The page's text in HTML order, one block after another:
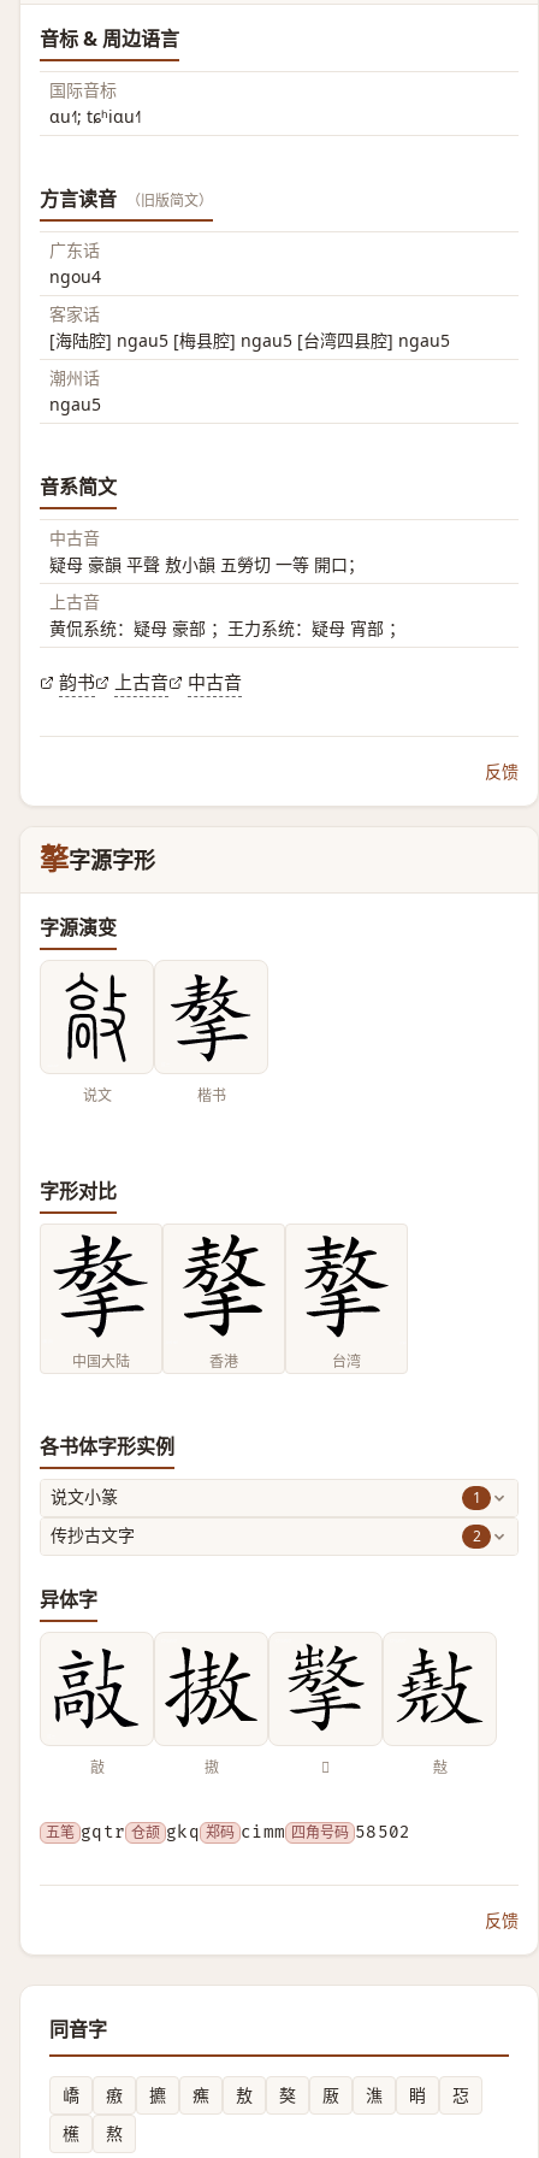
音标 & 周边语言
国际音标
ɑu˧˥; tɕʰiɑu˧˥
方言读音 （旧版简文）
广东话
ngou4
客家话
[海陆腔] ngau5 [梅县腔] ngau5 [台湾四县腔] ngau5
潮州话
ngau5
音系简文
中古音
疑母 豪韻 平聲 敖小韻 五勞切 一等 開口；
上古音
黄侃系统：疑母 豪部 ；王力系统：疑母 宵部 ；
韵书 上古音 中古音
反馈
摮字源字形
字源演变
说文 楷书
字形对比
中国大陆 香港 台湾
各书体字形实例
说文小篆 1
传抄古文字 2
异体字
敲 𢳆 𢶗 𢿣
五笔 gqtr 仓颉 gkq 郑码 cimm 四角号码 58502
反馈
同音字
嶠 㾲 㩠 癄 敖 獒 厫 潐 睄
㤍
櫵
熬